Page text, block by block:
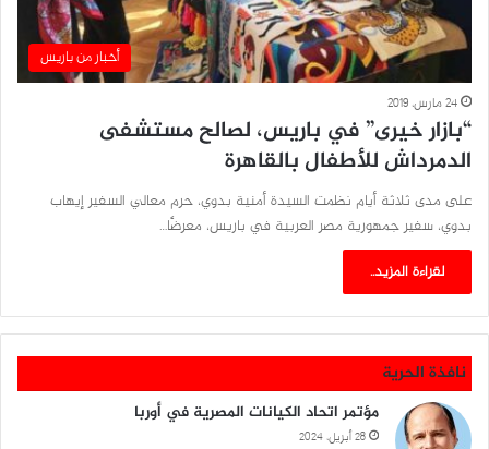
أخبار من باريس
24 مارس، 2019
“بازار خيرى” في باريس، لصالح مستشفى
الدمرداش للأطفال بالقاهرة
على مدى ثلاثة أيام نظمت السيدة أمنية بدوي، حرم معالي السفير إيهاب
بدوي، سفير جمهورية مصر العربية في باريس، معرضًا…
لقراءة المزيد..
نافذة الحرية
مؤتمر اتحاد الكيانات المصرية في أوربا
28 أبريل، 2024